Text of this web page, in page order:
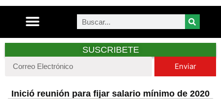
SUSCRIBETE
Enviar
Inició reunión para fijar salario mínimo de 2020